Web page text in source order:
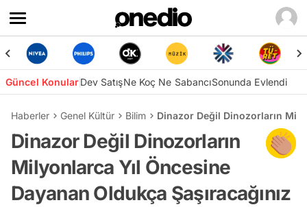
Güncel KonularDev SatışNe Koç Ne SabancıSonunda Evlendi
Haberler Genel Kültür Bilim Dinazor Değil Dinozorların
Dinazor Değil Dinozorların
Milyonlarca Yıl Öncesine
Dayanan Oldukça Şaşıracağınız